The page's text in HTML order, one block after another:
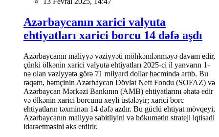
Azərbaycanın xarici valyuta
ehtiyatları xarici borcu 14 dəfə aşdı
Azərbaycanın maliyyə vəziyyəti möhkəmlənməyə davam edir,
çünki ölkənin xarici valyuta ehtiyatları 2025-ci il yanvarın 1-
nə olan vəziyyətə görə 71 milyard dollar həcmində artıb. Bu
rəqəm, həmçinin Azərbaycan Dövlət Neft Fondu (SOFAZ) və
Azərbaycan Mərkəzi Bankının (AMB) ehtiyatlarını əhatə edir
və ölkənin xarici borcunu xeyli üstələyir; xarici borc
ehtiyatların təxminən 14 dəfə azdır. Bu güclü ehtiyat mövqeyi,
Azərbaycanın maliyyə sabitliyini və hökumətin strateji iqtisadi
idarəetməsini əks etdirir.